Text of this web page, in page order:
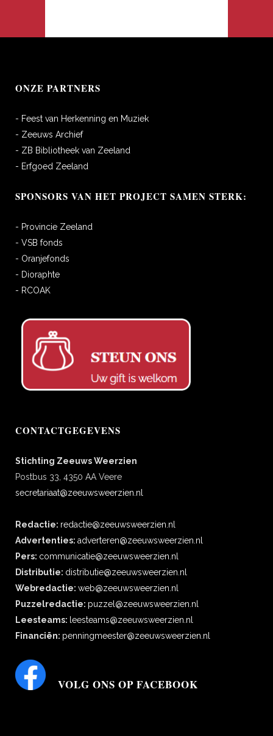
ONZE PARTNERS
- Feest van Herkenning en Muziek
- Zeeuws Archief
- ZB Bibliotheek van Zeeland
- Erfgoed Zeeland
SPONSORS VAN HET PROJECT SAMEN STERK:
- Provincie Zeeland
- VSB fonds
- Oranjefonds
- Dioraphte
- RCOAK
CONTACTGEGEVENS
Stichting Zeeuws Weerzien
Postbus 33, 4350 AA Veere
secretariaat@zeeuwsweerzien.nl
Redactie: redactie@zeeuwsweerzien.nl
Advertenties: adverteren@zeeuwsweerzien.nl
Pers: communicatie@zeeuwsweerzien.nl
Distributie: distributie@zeeuwsweerzien.nl
Webredactie: web@zeeuwsweerzien.nl
Puzzelredactie: puzzel@zeeuwsweerzien.nl
Leesteams: leesteams@zeeuwsweerzien.nl
Financiën: penningmeester@zeeuwsweerzien.nl
VOLG ONS OP FACEBOOK